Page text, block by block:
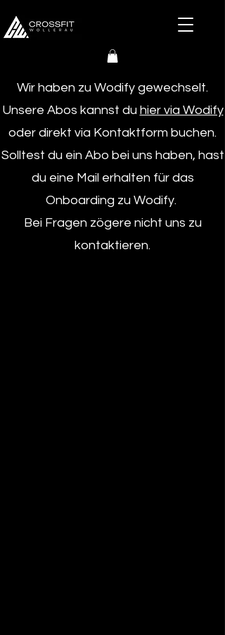
Wir haben zu Wodify gewechselt.
Unsere Abos kannst du hier via Wodify
oder direkt via Kontaktform buchen.
Solltest du ein Abo bei uns haben, hast
du eine Mail erhalten für das
Onboarding zu Wodify.
Bei Fragen zögere nicht uns zu
kontaktieren.